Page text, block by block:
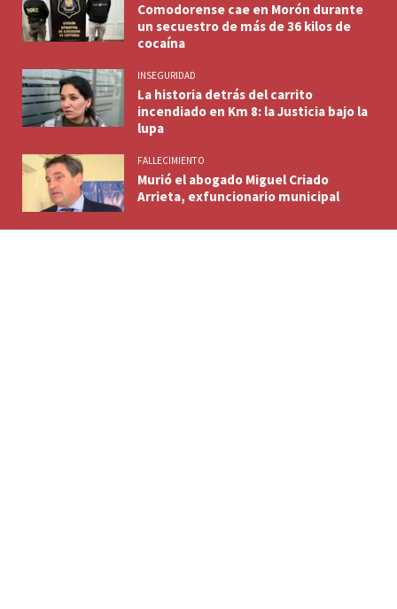
Comodorense cae en Morón durante
un secuestro de más de 36 kilos de
cocaína
INSEGURIDAD
La historia detrás del carrito
incendiado en Km 8: la Justicia bajo la
lupa
FALLECIMIENTO
Murió el abogado Miguel Criado
Arrieta, exfuncionario municipal